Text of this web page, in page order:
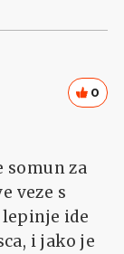
0
somun za
veze s
ide
i jako je